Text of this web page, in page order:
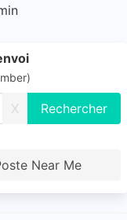
X
Near Me